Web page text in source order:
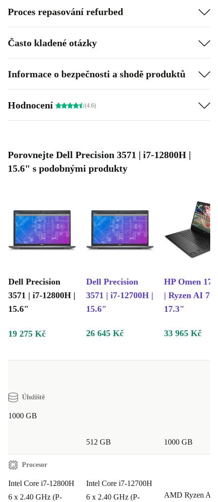
Proces repasování refurbed
Často kladené otázky
Informace o bezpečnosti a shodě produktů
Hodnocení (4.6)
Porovnejte Dell Precision 3571 | i7-12800H |
15.6" s podobnými produkty
Dell Precision
3571 | i7-12800H |
15.6"
Dell Precision
3571 | i7-12700H |
15.6"
HP Omen 17-
| Ryzen AI 7
17.3"
19 275 Kč 26 645 Kč 33 965 Kč
Úložiště
1000 GB
512 GB 1000 GB
Procesor
Intel Core i7-12800H
6 x 2.40 GHz (P-
Intel Core i7-12700H
6 x 2.40 GHz (P-
AMD Ryzen AI